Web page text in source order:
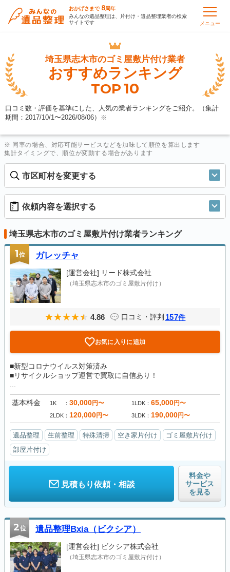
おかげさまで 8周年
みんなの遺品整理は、片付け・遺品整理業者の検索
サイトです
メニュー
埼玉県志木市のゴミ屋敷片付け業者
おすすめランキング
TOP10
口コミ数・評価を基準にした、人気の業者ランキングをご紹介。（集計
期間：2017/10/1〜2026/08/06） ※
※ 同率の場合、対応可能サービスなどを加味して順位を算出します
集計タイミングで、順位が変動する場合があります
市区町村を変更する
依頼内容を選択する
埼玉県志木市のゴミ屋敷片付け業者ランキング
1位 ガレッチャ
[運営会社] リード株式会社
（埼玉県志木市のゴミ屋敷片付け）
4.86 口コミ・評判 157件
お気に入りに追加
■新型コロナウイルス対策済み
■リサイクルショップ運営で買取に自信あり！
基本料金 1K 30,000円〜 1LDK 65,000円〜
2LDK 120,000円〜 3LDK 190,000円〜
遺品整理 生前整理 特殊清掃 空き家片付け
ゴミ屋敷片付け
部屋片付け
見積もり依頼・相談
料金や
サービス
を見る
2位 遺品整理Bxia（ビクシア）
[運営会社] ビクシア株式会社
（埼玉県志木市のゴミ屋敷片付け）